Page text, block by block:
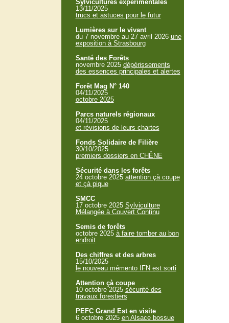
Sylvicultures expérimentales
13/11/2025
trucs et astuces pour le futur
Lumières sur le vivant
du 7 novembre au 27 avril 2026 une
exposition à Strasbourg
Santé des Forêts
novembre 2025 dépérissements
des essences principales et alertes
Forêt Mag N° 140
04/11/2025
octobre 2025
Parcs naturels régionaux
04/11/2025
et révisions de leurs chartes
Fonds Solidaire de Filière
30/10/2025
premiers dossiers en CHÊNE
Sécurité dans les forêts
24 octobre 2025 attention çà coupe
et çà pique
SMCC
17 octobre 2025 Sylviculture
Mélangée à Couvert Continu
Semis de forêts
octobre 2025 à faire tomber au bon
endroit
Des chiffres et des arbres
15/10/2025
le nouveau mémento IFN est sorti
Attention çà coupe
10 octobre 2025 sécurité des
travaux forestiers
PEFC Grand Est en visite
6 octobre 2025 en Alsace bossue